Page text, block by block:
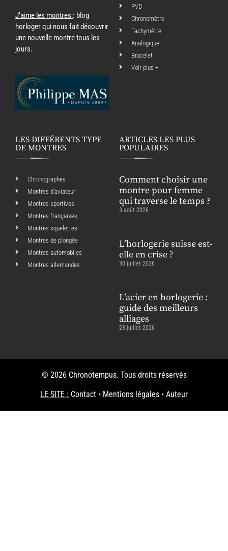
J’aime les montres : blog
horloger qui nous fait découvrir
une nouvelle montre tous les
jours.
PVD
Chronomètre
Tachymètre
Analogique
Bracelet
Voir plus +
LES DIFFÉRENTS TYPE
DE MONTRES
Chronographes
Montres d’aviateur
Montres sportives
Montres françaises
Montres squelettes
Montres de plongée
Montres automobiles
Montres allemandes
ARTICLES LES PLUS
POPULAIRES
Comment choisir une
montre pour femme
qui traverse le temps ?
3 août 2026
L’horlogerie suisse est-
elle en crise ?
30 juillet 2026
L’acier en horlogerie :
guide des meilleurs
alliages
23 juillet 2026
© 2026 Chronotempus. Tous droits réservés
LE SITE : Contact • Mentions légales • Auteur